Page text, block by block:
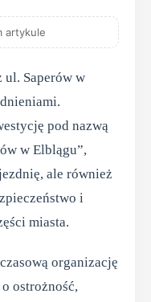
artykule
Saperów w
pod nazwą
w Elblągu”,
ale również
i
miasta.
organizację
ostrożność,